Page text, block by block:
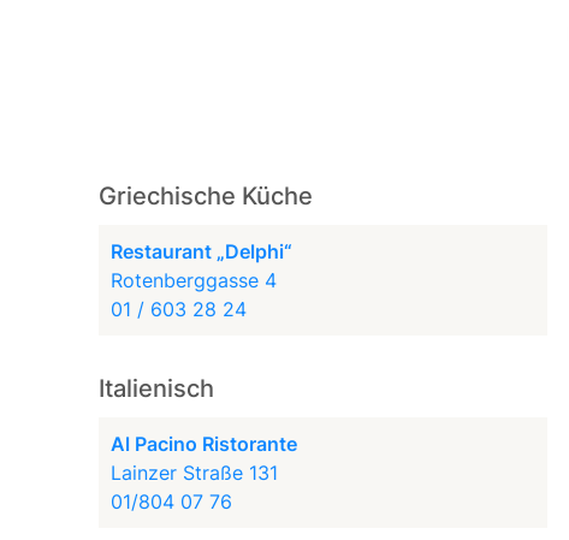
Griechische Küche
Restaurant „Delphi“
Rotenberggasse 4
01 / 603 28 24
Italienisch
Al Pacino Ristorante
Lainzer Straße 131
01/804 07 76